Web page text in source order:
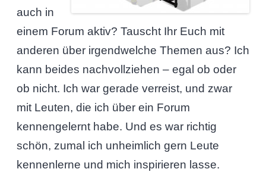
auch in
einem Forum aktiv? Tauscht Ihr Euch mit
anderen über irgendwelche Themen aus? Ich
kann beides nachvollziehen – egal ob oder
ob nicht. Ich war gerade verreist, und zwar
mit Leuten, die ich über ein Forum
kennengelernt habe. Und es war richtig
schön, zumal ich unheimlich gern Leute
kennenlerne und mich inspirieren lasse.